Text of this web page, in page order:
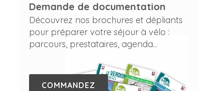
Demande de documentation
Découvrez nos brochures et dépliants
pour préparer votre séjour à vélo :
parcours, prestataires, agenda...
COMMANDEZ